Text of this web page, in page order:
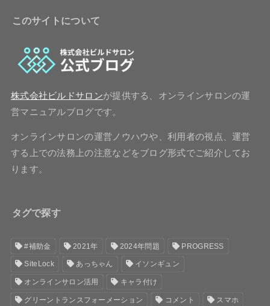
このサイトについて
株式会社ビルドサロンが提供する、オンラインサロンの運
営マニュアルブログです。
オンラインサロンの運営ノウハウや、利用者の視点、運営
する上での法務上の注意などをブログ形式でご紹介してお
ります。
タグで探す
#補助金 2021年 2024年問題 PROGRESS
SiteLock あっちゃん イソンギュン
オンラインサロン活用 キャラ付け
グリーントランスフォーメーション コメント スマホ